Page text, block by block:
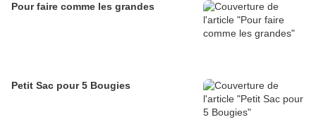
Pour faire comme les grandes
Petit Sac pour 5 Bougies